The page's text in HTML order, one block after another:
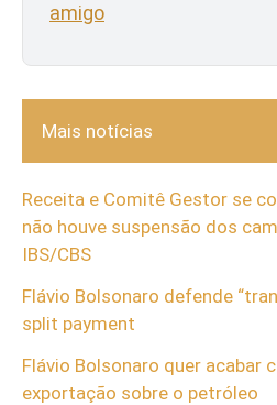
amigo
Mais notícias
Receita e Comitê Gestor se
não houve suspensão dos
IBS/CBS
Flávio Bolsonaro defende
split payment
Flávio Bolsonaro quer acabar
exportação sobre o petróleo